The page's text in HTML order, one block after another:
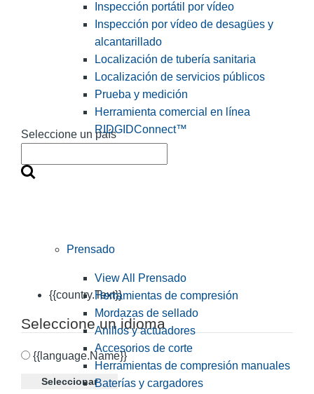
Seleccione un país
{{country.Text}}
Seleccione un idioma
{{language.Name}}
Seleccionar
Inspección portátil por vídeo
Inspección por vídeo de desagües y
alcantarillado
Localización de tubería sanitaria
Localización de servicios públicos
Prueba y medición
Herramienta comercial en línea
RIDGIDConnect™
Prensado
View All Prensado
Herramientas de compresión
Mordazas de sellado
Anillos y actuadores
Accesorios de corte
Herramientas de compresión manuales
Baterías y cargadores